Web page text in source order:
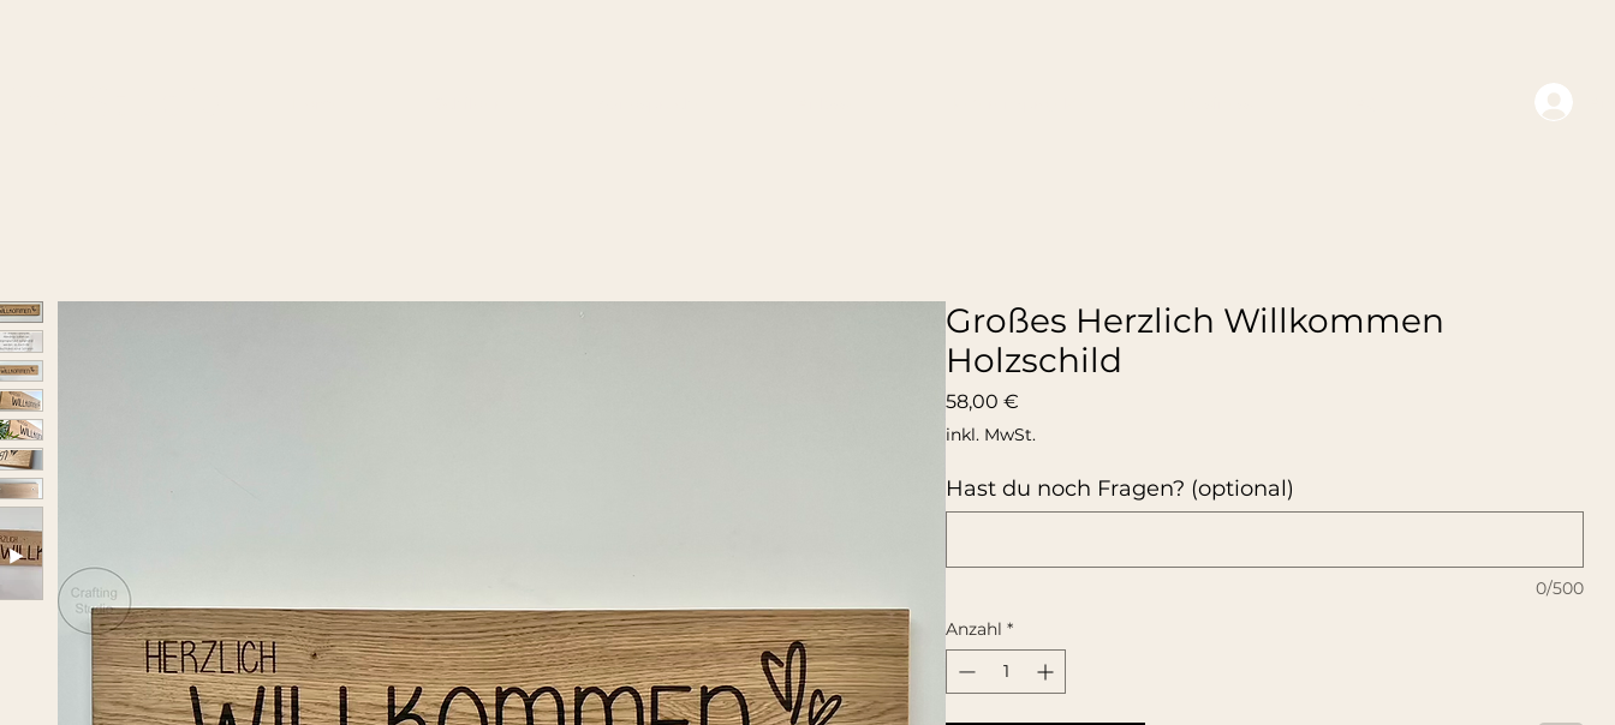
Großes Herzlich Willkommen
Holzschild
58,00 €
inkl. MwSt.
Hast du noch Fragen? (optional)
0/500
Anzahl *